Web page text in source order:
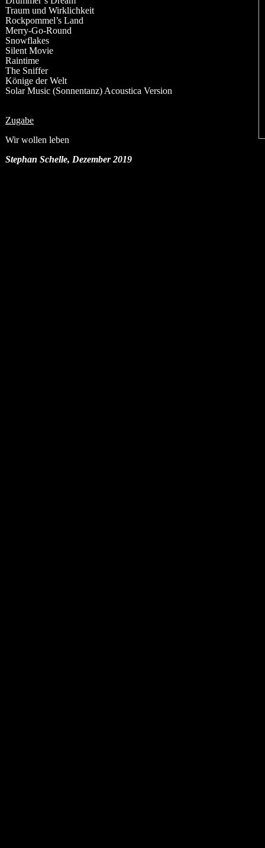
Traum und Wirklichkeit
Rockpommel’s Land
Merry-Go-Round
Snowflakes
Silent Movie
Raintime
The Sniffer
Könige der Welt
Solar Music (Sonnentanz) Acoustica Version
Zugabe
Wir wollen leben
Stephan Schelle, Dezember 2019